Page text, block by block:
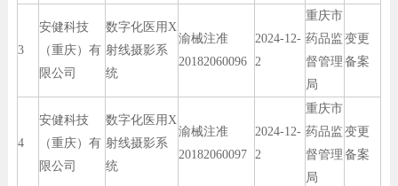
3
安健科技
（重庆）有
限公司
数字化医用X
射线摄影系
统
渝械注准
20182060096
2024-12-
2
重庆市
药品监
督管理
局
变更
备案
4
安健科技
（重庆）有
限公司
数字化医用X
射线摄影系
统
渝械注准
20182060097
2024-12-
2
重庆市
药品监
督管理
局
变更
备案